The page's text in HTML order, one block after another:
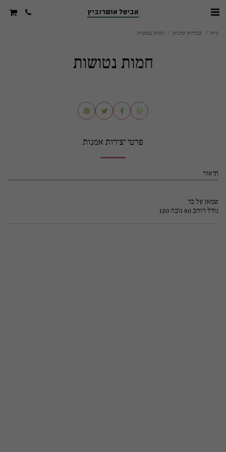
אביטל אושרוביץ
בית עבודות זמינות חמות נטושות
חמות נטושות
פרטי יצירות אמנות
תיאור
שמאן על בד
גודל רוחב 80 גובה 120